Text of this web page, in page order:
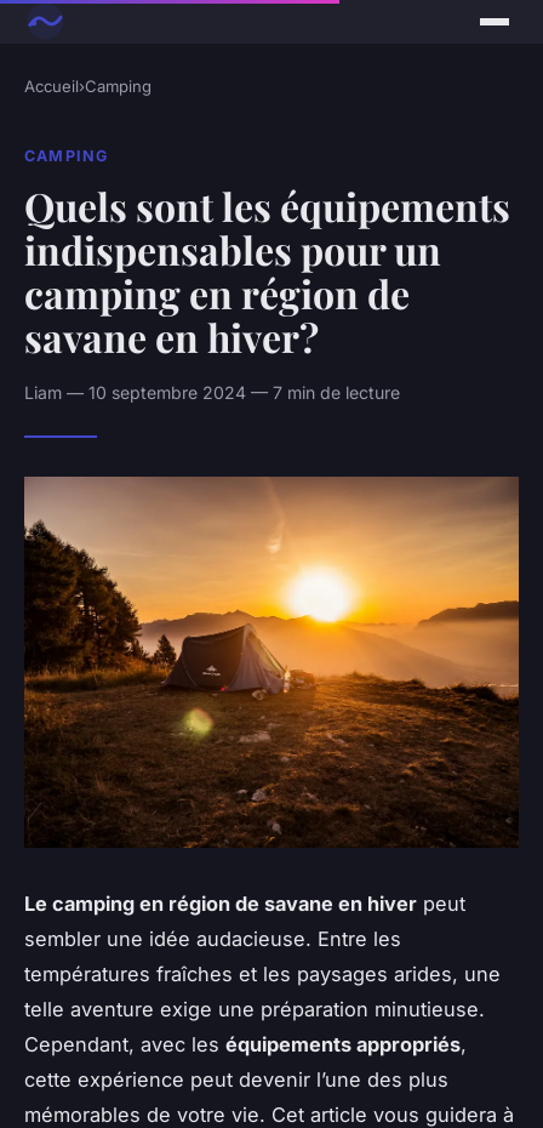
Accueil›Camping
CAMPING
Quels sont les équipements
indispensables pour un
camping en région de
savane en hiver?
Liam — 10 septembre 2024 — 7 min de lecture
Le camping en région de savane en hiver peut
sembler une idée audacieuse. Entre les
températures fraîches et les paysages arides, une
telle aventure exige une préparation minutieuse.
Cependant, avec les équipements appropriés,
cette expérience peut devenir l’une des plus
mémorables de votre vie. Cet article vous guidera à